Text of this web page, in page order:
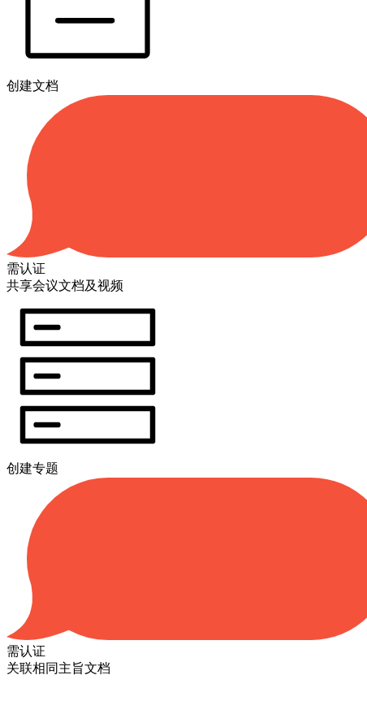
创建文档
需认证
共享会议文档及视频
创建专题
需认证
关联相同主旨文档